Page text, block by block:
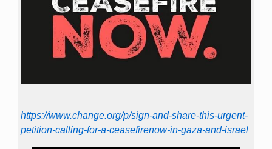
https://www.change.org/p/sign-and-share-this-urgent-
petition-calling-for-a-ceasefirenow-in-gaza-and-israel